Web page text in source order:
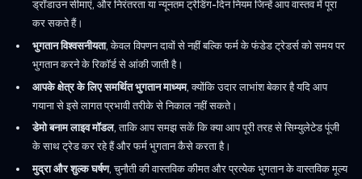
ड्रॉडाउन सीमाएं, और निरंतरता या न्यूनतम ट्रेडिंग-दिन नियम जिन्हें आप वास्तव में पूरा
कर सकते हैं।
भुगतान विश्वसनीयता, केवल विपणन दावों से नहीं बल्कि फर्म के फंडेड ट्रेडर्स को समय पर
भुगतान करने के रिकॉर्ड से आंकी जाती है।
आपके क्षेत्र के लिए समर्थित भुगतान माध्यम, क्योंकि उदार लाभांश बेकार है यदि आप
गयाना से इसे लागत प्रभावी तरीके से निकाल नहीं सकते।
डेमो बनाम लाइव मॉडल, ताकि आप समझ सकें कि क्या आप पूरी तरह से सिम्युलेटेड पूंजी
के साथ ट्रेड कर रहे हैं और फर्म भुगतान कैसे करता है।
मुद्रा और शुल्क घर्षण, चुनौती की वास्तविक कीमत और प्रत्येक भुगतान के वास्तविक मूल्य